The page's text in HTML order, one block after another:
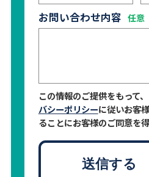
お問い合わせ内容
この情報のご提供をもって、
バシーポリシーに従いお客
ることにお客様のご同意を
送信する